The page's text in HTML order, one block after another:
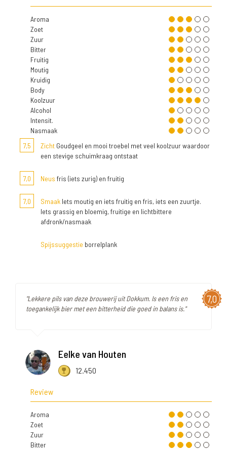
Aroma
Zoet
Zuur
Bitter
Fruitig
Moutig
Kruidig
Body
Koolzuur
Alcohol
Intensit.
Nasmaak
7,5
Zicht Goudgeel en mooi troebel met veel koolzuur waardoor
een stevige schuimkraag ontstaat
7,0 Neus fris (iets zurig) en fruitig
7,0 Smaak Iets moutig en iets fruitig en fris, iets een zuurtje.
Iets grassig en bloemig, fruitige en lichtbittere
afdronk/nasmaak
Spijssuggestie borrelplank
7,0
"Lekkere pils van deze brouwerij uit Dokkum. Is een fris en
toegankelijk bier met een bitterheid die goed in balans is."
Eelke van Houten
12.450
Review
Aroma
Zoet
Zuur
Bitter